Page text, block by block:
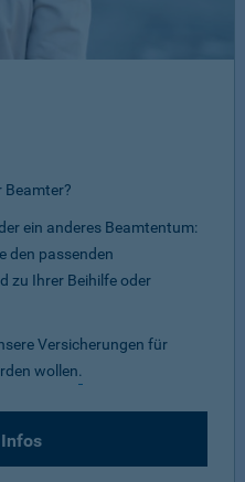
Beamter?
ein anderes Beamtentum:
den passenden
zu Ihrer Beihilfe oder
Versicherungen für
wollen.